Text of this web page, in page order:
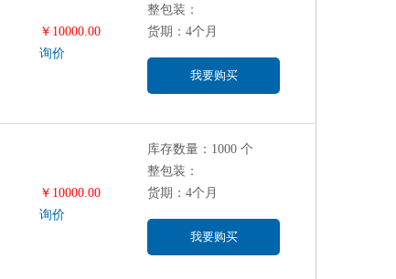
￥10000.00
询价
整包装：
货期：4个月
我要购买
￥10000.00
询价
库存数量：1000 个
整包装：
货期：4个月
我要购买